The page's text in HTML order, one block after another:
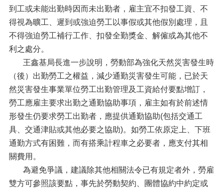
到工或未能出勤時因而未出勤者，雇主宜不扣發工資、不
得視為曠工、遲到或強迫勞工以事假或其他假別處理，且
不得強迫勞工補行工作、扣發全勤獎金、解僱或為其他不
利之處分。
王鑫基局長進一步說明，勞動部為強化天然災害發生時
（後）出勤勞工之權益，減少通勤災害發生可能，已於天
然災害發生事業單位勞工出勤管理及工資給付要點增訂，
勞工應雇主要求出勤之通勤協助事項，雇主如有於前述情
形發生仍要求勞工出勤者，應提供通勤協助(包括交通工
具、交通津貼或其他必要之協助)。如勞工依原定上、下班
通勤方式有困難，而有搭乘計程車之必要者，應支付其相
關費用。
為避免爭議，建議除其他相關法令已有規定者外，勞雇
雙方可參照該要點，事先於勞動契約、團體協約中約定或